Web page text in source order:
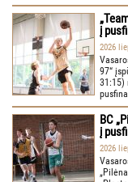
į
2026
97“
31:15)
BC
į
2026